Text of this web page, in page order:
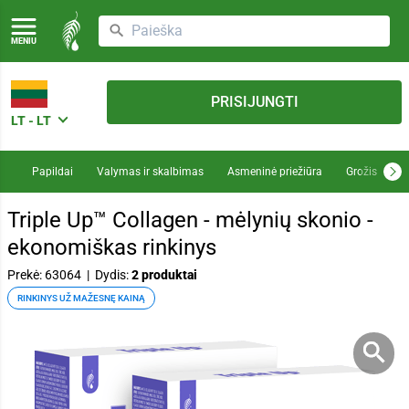
MENIU
LT - LT
PRISIJUNGTI
Papildai Valymas ir skalbimas Asmeninė priežiūra Grožis
Triple Up™ Collagen - mėlynių skonio -
ekonomiškas rinkinys
Prekė: 63064 | Dydis:2 produktai
RINKINYS UŽ MAŽESNĘ KAINĄ